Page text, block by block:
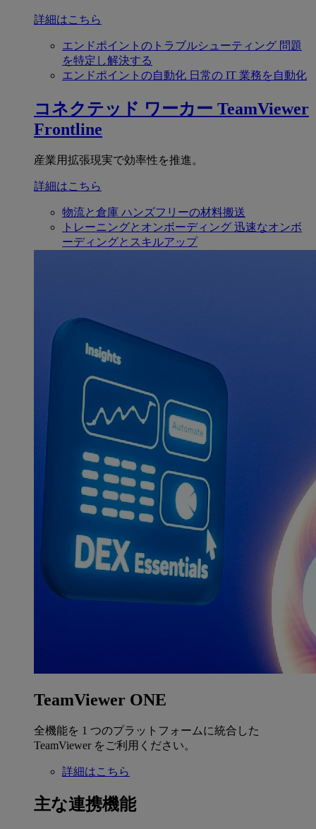
詳細はこちら
エンドポイントのトラブルシューティング 問題
を特定し解決する
エンドポイントの自動化 日常の IT 業務を自動化
コネクテッド ワーカー TeamViewer
Frontline
産業用拡張現実で効率性を推進。
詳細はこちら
物流と倉庫 ハンズフリーの材料搬送
トレーニングとオンボーディング 迅速なオンボ
ーディングとスキルアップ
TeamViewer ONE
全機能を 1 つのプラットフォームに統合した
TeamViewer をご利用ください。
詳細はこちら
主な連携機能